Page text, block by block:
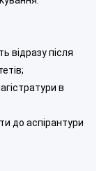
відразу після
в
до аспірантури